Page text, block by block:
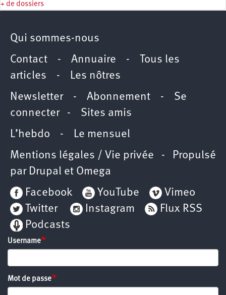
+ de dossiers
Qui sommes-nous
Contact - Annuaire -
Tous les
articles - Les nôtres
Newsletter- Abonnement - Se
connecter- Sites amis
L’hebdo - Le mensuel
Mentions légales / Vie privée - Propulsé
par Drupal et Omega
Facebook
YouTube
Vimeo
Twitter
Instagram
Flux RSS
Podcasts
Username
Mot de passe